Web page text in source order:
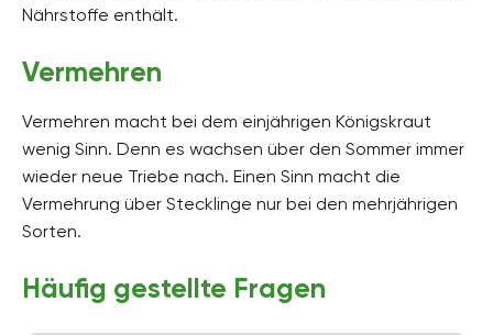
Nährstoffe enthält.
Vermehren
Vermehren macht bei dem einjährigen Königskraut
wenig Sinn. Denn es wachsen über den Sommer immer
wieder neue Triebe nach. Einen Sinn macht die
Vermehrung über Stecklinge nur bei den mehrjährigen
Sorten.
Häufig gestellte Fragen